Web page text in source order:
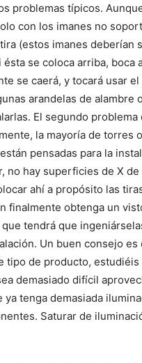
problemas típicos.
con los imanes no
(estos imanes deberían
ésta se coloca arriba, boca
se caerá, y tocará usar
arandelas de alambre
El segundo problema
la mayoría de torres
pensadas para la
no hay superficies de X
ahí a propósito las
finalmente obtenga un
tendrá que
Un buen consejo es
tipo de producto,
demasiado difícil
ya tenga demasiada
Saturar de